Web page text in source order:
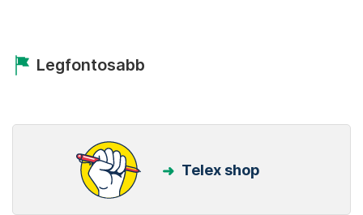
Legfontosabb
Telex shop